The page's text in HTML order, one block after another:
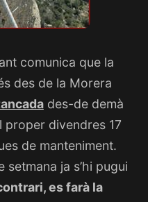
comunica que la
des de la Morera
des-de demà
proper divendres 17
de manteniment.
ja s’hi pugui
es farà la